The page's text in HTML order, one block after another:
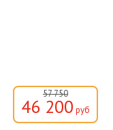
57 750
46 200 руб